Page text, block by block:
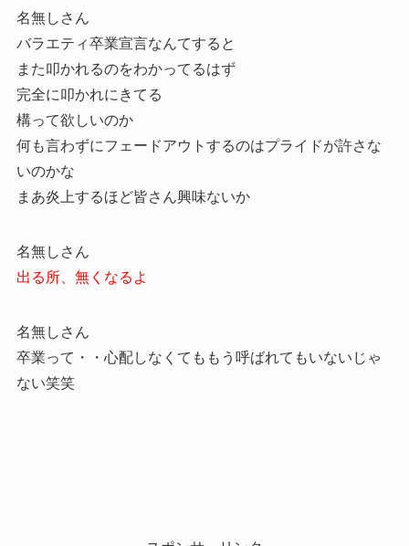
名無しさん
バラエティ卒業宣言なんてすると
また叩かれるのをわかってるはず
完全に叩かれにきてる
構って欲しいのか
何も言わずにフェードアウトするのはプライドが許さな
いのかな
まあ炎上するほど皆さん興味ないか
名無しさん
出る所、無くなるよ
名無しさん
卒業って・・心配しなくてももう呼ばれてもいないじゃ
ない笑笑